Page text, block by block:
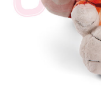
時審查核予不同之上限額
請求用戶進行身份認證。
５．嚴禁一人註冊多個帳
恩沛科技股份有限公司將